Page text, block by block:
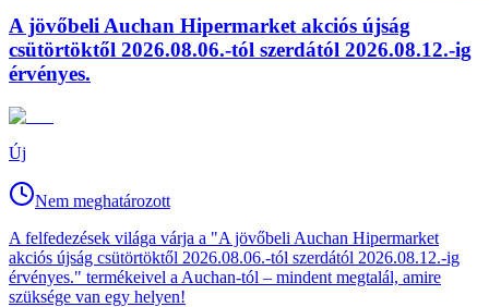
A jövőbeli Auchan Hipermarket akciós újság
csütörtöktől 2026.08.06.-tól szerdától 2026.08.12.-ig
érvényes.
Új
Nem meghatározott
A felfedezések világa várja a "A jövőbeli Auchan Hipermarket
akciós újság csütörtöktől 2026.08.06.-tól szerdától 2026.08.12.-ig
érvényes." termékeivel a Auchan-tól – mindent megtalál, amire
szüksége van egy helyen!